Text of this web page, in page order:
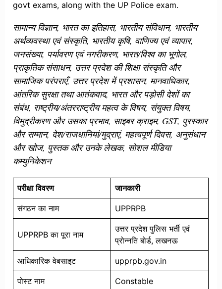
govt exams, along with the UP Police exam.
सामान्य विज्ञान, भारत का इतिहास, भारतीय संविधान, भारतीय
अर्थव्यवस्था एवं संस्कृति, भारतीय कृषि, वाणिज्य एवं व्यापार,
जनसंख्या, पर्यावरण एवं नगरीकरण, भारत/विश्व का भूगोल,
प्राकृतिक संसाधन, उत्तर प्रदेश की शिक्षा संस्कृति और
सामाजिक परंपराएँ, उत्तर प्रदेश में प्रशासन, मानवाधिकार,
आंतरिक सुरक्षा तथा आतंकवाद, भारत और पड़ोसी देशों का
संबंध, राष्ट्रीय/अंतरराष्ट्रीय महत्व के विषय, संयुक्त विषय,
विमुद्रीकरण और उसका प्रभाव, साइबर क्राइम, GST, पुरस्कार
और सम्मान, देश/राजधानियां/मुद्राएं, महत्वपूर्ण दिवस, अनुसंधान
और खोज, पुस्तक और उनके लेखक, सोशल मीडिया
कम्युनिकेशन
परीक्षा विवरण जानकारी
संगठन का नाम UPPRPB
UPPRPB का पूरा नाम
उत्तर प्रदेश पुलिस भर्ती एवं
प्रोन्नति बोर्ड, लखनऊ
आधिकारिक वेबसाइट upprpb.gov.in
पोस्ट नाम Constable